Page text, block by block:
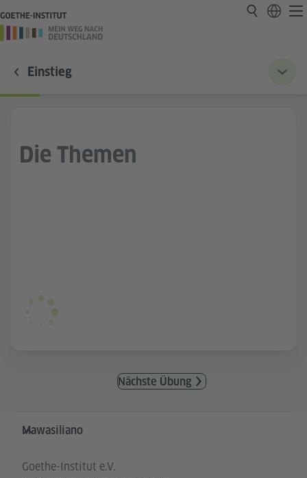
Einstieg
Die Themen
Nächste Übung
Service- und Informationsbereich
Mawasiliano
Goethe-Institut e.V.